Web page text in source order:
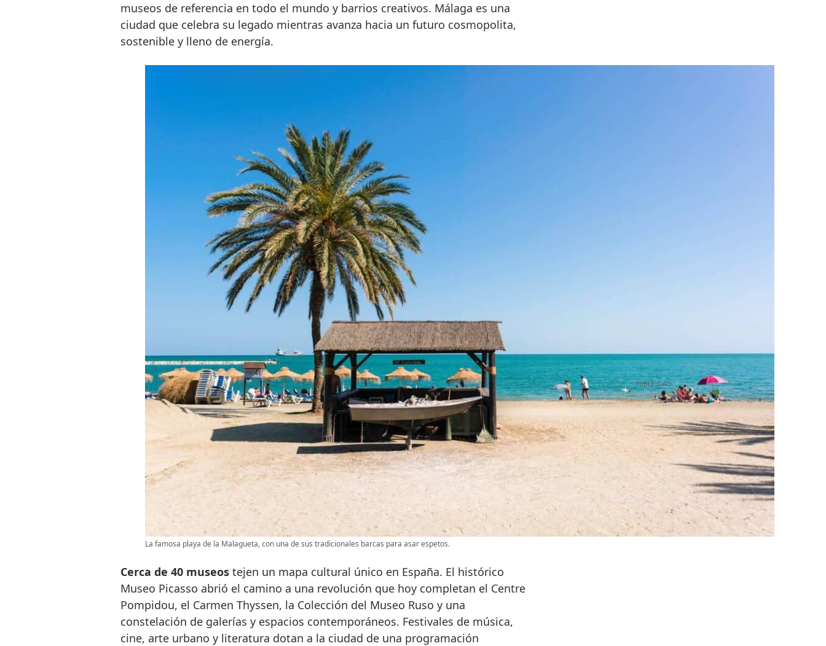
museos de referencia en todo el mundo y barrios creativos. Málaga es una
ciudad que celebra su legado mientras avanza hacia un futuro cosmopolita,
sostenible y lleno de energía.
La famosa playa de la Malagueta, con una de sus tradicionales barcas para asar espetos.
Cerca de 40 museostejen un mapa cultural único en España. El histórico
Museo Picasso abrió el camino a una revolución que hoy completan el Centre
Pompidou, el Carmen Thyssen, la Colección del Museo Ruso y una
constelación de galerías y espacios contemporáneos. Festivales de música,
cine, arte urbano y literatura dotan a la ciudad de una programación